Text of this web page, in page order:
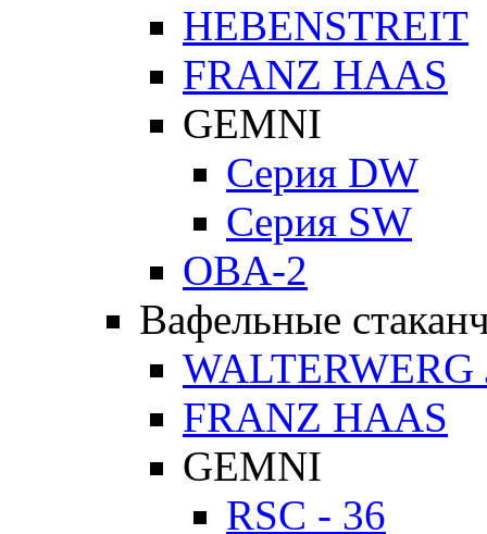
HEBENSTREIT
FRANZ HAAS
GEMNI
Серия DW
Серия SW
OBA-2
Вафельные
WALTERWERG
FRANZ HAAS
GEMNI
RSC - 36